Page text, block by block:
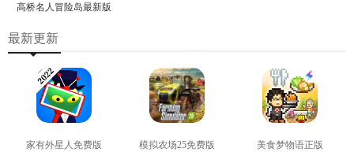
高桥名人冒险岛最新版
最新更新
家有外星人免费版 模拟农场25免费版 美食梦物语正版